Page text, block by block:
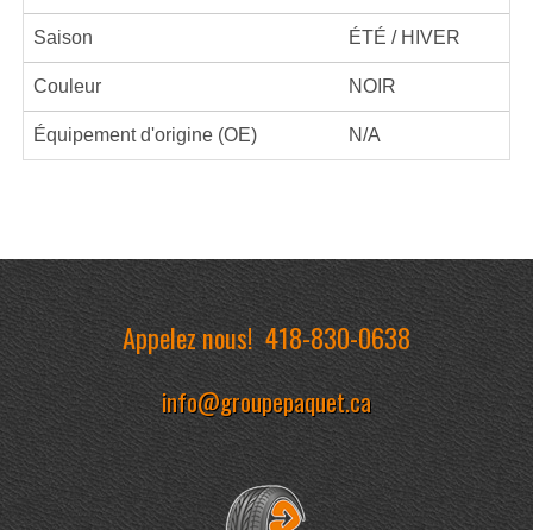
Saison ÉTÉ / HIVER
Couleur NOIR
Équipement d'origine (OE) N/A
Appelez nous!418-830-0638
info@groupepaquet.ca